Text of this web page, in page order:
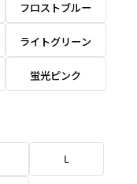
フロストブルー
ライトグリーン
蛍光ピンク
L
［ +1,598円
。ご確認のお
します。
［ +1,798
。ご確認のお
たします。
］
ただけます。
店の外観の邪魔
れます。
店の外観の邪魔
れます。